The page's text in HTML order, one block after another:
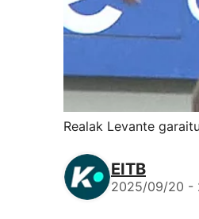
Realak Levante
EITB
2025/09/20 -